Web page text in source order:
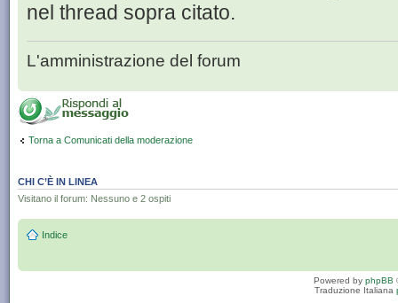
nel thread sopra citato.
L'amministrazione del forum
Torna a Comunicati della moderazione
CHI C’È IN LINEA
Visitano il forum: Nessuno e 2 ospiti
Indice
Powered by phpBB
Traduzione Italiana